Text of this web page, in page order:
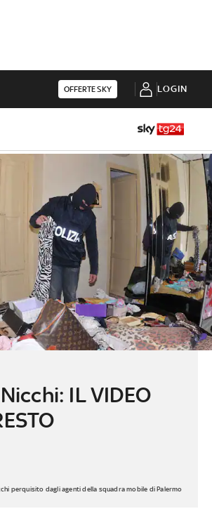
OFFERTE SKY LOGIN
IL VIDEO
perquisito dagli agenti della squadra mobile di Palermo